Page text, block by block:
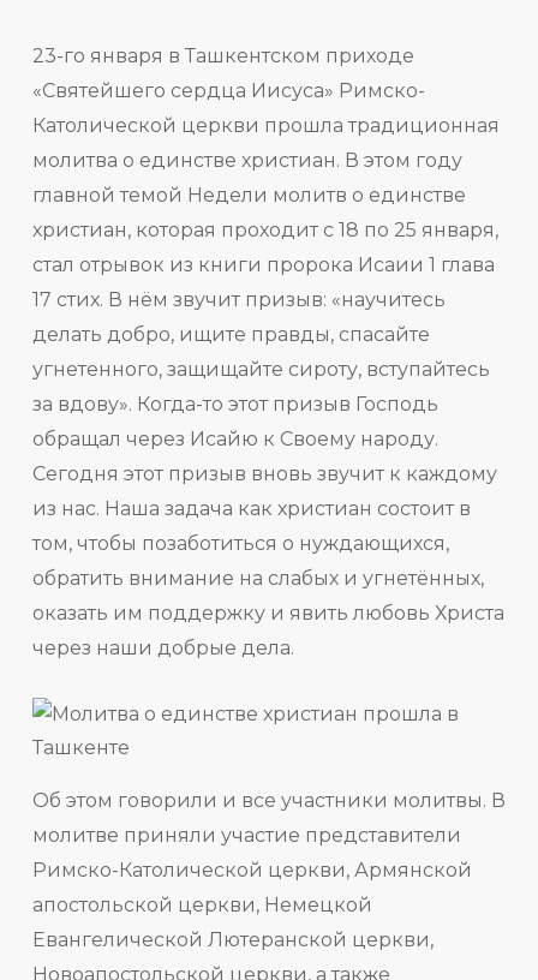
23-го января в Ташкентском приходе
«Святейшего сердца Иисуса» Римско-
Католической церкви прошла традиционная
молитва о единстве христиан. В этом году
главной темой Недели молитв о единстве
христиан, которая проходит с 18 по 25 января,
стал отрывок из книги пророка Исаии 1 глава
17 стих. В нём звучит призыв: «научитесь
делать добро, ищите правды, спасайте
угнетенного, защищайте сироту, вступайтесь
за вдову». Когда-то этот призыв Господь
обращал через Исайю к Своему народу.
Сегодня этот призыв вновь звучит к каждому
из нас. Наша задача как христиан состоит в
том, чтобы позаботиться о нуждающихся,
обратить внимание на слабых и угнетённых,
оказать им поддержку и явить любовь Христа
через наши добрые дела.
Об этом говорили и все участники молитвы. В
молитве приняли участие представители
Римско-Католической церкви, Армянской
апостольской церкви, Немецкой
Евангелической Лютеранской церкви,
Новоапостольской церкви, а также